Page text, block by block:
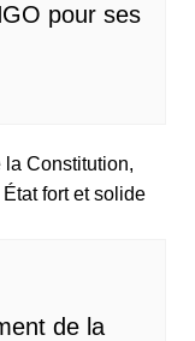
pour ses
de la